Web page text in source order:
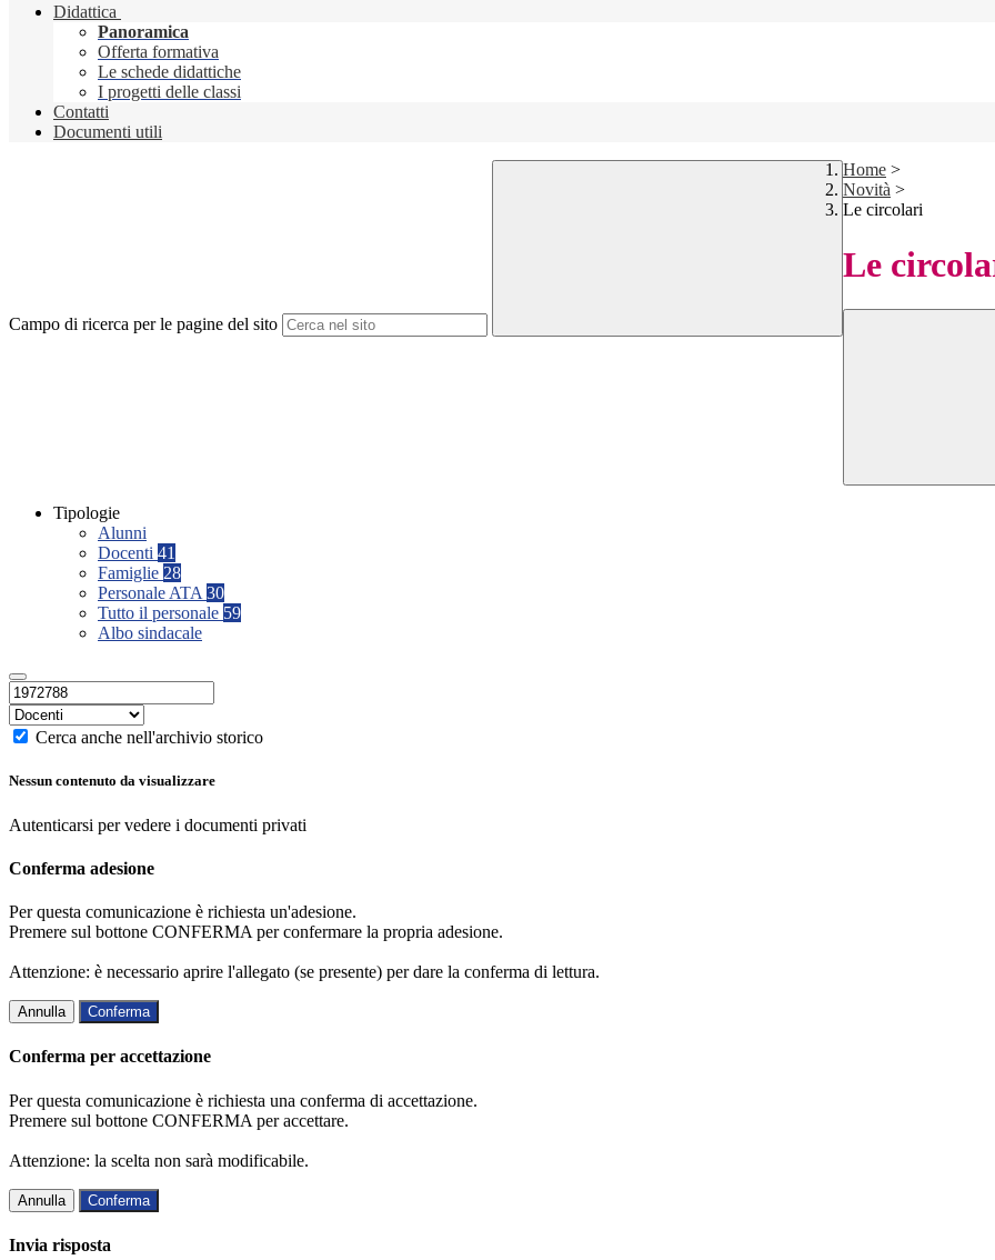
Didattica
Panoramica
Offerta formativa
Le schede didattiche
I progetti delle classi
Contatti
Documenti utili
Campo di ricerca per le pagine del sito
Home >
Novità >
Le circolari
Le
Tipologie
Alunni
Docenti 41
Famiglie 28
Personale ATA 30
Tutto il personale 59
Albo sindacale
Cerca anche nell'archivio storico
Nessun contenuto da visualizzare
Autenticarsi per vedere i documenti privati
Conferma adesione
Per questa comunicazione è richiesta un'adesione.
Premere sul bottone CONFERMA per confermare la propria adesione.
Attenzione: è necessario aprire l'allegato (se presente) per dare la conferma di lettura.
Annulla Conferma
Conferma per accettazione
Per questa comunicazione è richiesta una conferma di accettazione.
Premere sul bottone CONFERMA per accettare.
Attenzione: la scelta non sarà modificabile.
Annulla Conferma
Invia risposta